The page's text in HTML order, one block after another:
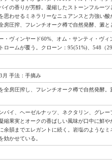
イの香りが芳醇。凝縮したストーンフルー
思わせるミネラリーなニュアンスと力強い
房圧搾、フレンチオーク樽で自然発酵、澱
・ヴィンヤード60%、オム・サンティ・ヴ
ロームが覆う。クローン：95(51%)、548（
月 手法：手摘み
全房圧搾し、フレンチオーク樽で自然発酵
パイ、ヘーゼルナッツ、ネクタリン、グレ
縮果実とオークの香ばしい風味が口中に鮮
余韻までエレガントに続く。岩塩のような
効かせている。